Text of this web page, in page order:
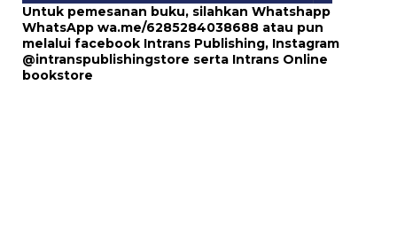
Untuk pemesanan buku, silahkan Whatshapp
WhatsApp wa.me/6285284038688 atau pun
melalui facebook Intrans Publishing, Instagram
@intranspublishingstore serta Intrans Online
bookstore